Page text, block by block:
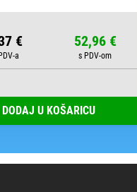
€ 52,96 €
DODAJ U KOŠARICU